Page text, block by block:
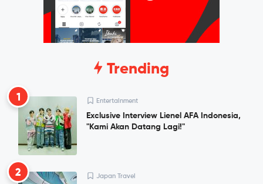
Trending
1 Entertainment
Exclusive Interview Lienel AFA Indonesia,
"Kami Akan Datang Lagi!"
2 Japan Travel